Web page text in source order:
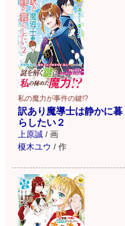
私の魔力が事件の鍵!?
訳あり魔導士は静かに暮
らしたい２
上原誠 / 画
榎木ユウ / 作